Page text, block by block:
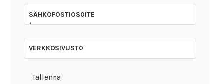
SÄHKÖPOSTIOSOITE
*
VERKKOSIVUSTO
Tallenna